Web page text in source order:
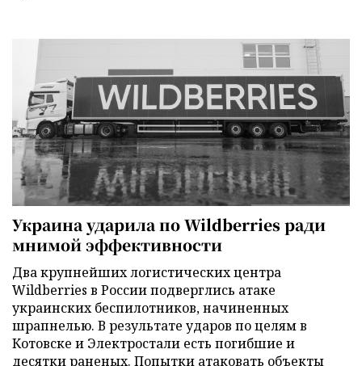
Украина ударила по Wildberries ради
мнимой эффективности
Два крупнейших логистических центра
Wildberries в России подверглись атаке
украинских беспилотников, начиненных
шрапнелью. В результате ударов по целям в
Котовске и Электростали есть погибшие и
десятки раненых. Попытки атаковать объекты